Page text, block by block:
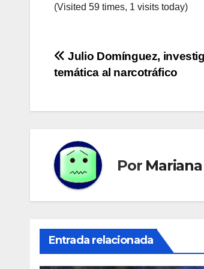
(Visited 59 times, 1 visits today)
Navegación
entradas
Julio Domínguez,
temática al narcotráfico
Por
Entrada relacionada